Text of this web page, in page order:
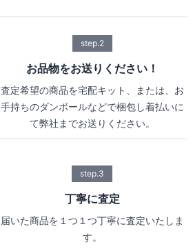
step.2
お品物をお送りください！
査定希望の商品を宅配キット、または、お
手持ちのダンボールなどで梱包し着払いに
て弊社までお送りください。
step.3
丁寧に査定
届いた商品を１つ１つ丁寧に査定いたしま
す。